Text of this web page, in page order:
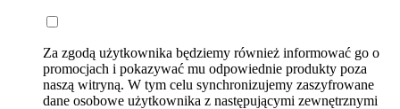
Za zgodą użytkownika będziemy również informować go o
promocjach i pokazywać mu odpowiednie produkty poza
naszą witryną. W tym celu synchronizujemy zaszyfrowane
dane osobowe użytkownika z następującymi zewnętrznymi